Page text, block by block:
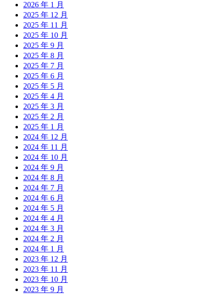
2026 年 1 月
2025 年 12 月
2025 年 11 月
2025 年 10 月
2025 年 9 月
2025 年 8 月
2025 年 7 月
2025 年 6 月
2025 年 5 月
2025 年 4 月
2025 年 3 月
2025 年 2 月
2025 年 1 月
2024 年 12 月
2024 年 11 月
2024 年 10 月
2024 年 9 月
2024 年 8 月
2024 年 7 月
2024 年 6 月
2024 年 5 月
2024 年 4 月
2024 年 3 月
2024 年 2 月
2024 年 1 月
2023 年 12 月
2023 年 11 月
2023 年 10 月
2023 年 9 月